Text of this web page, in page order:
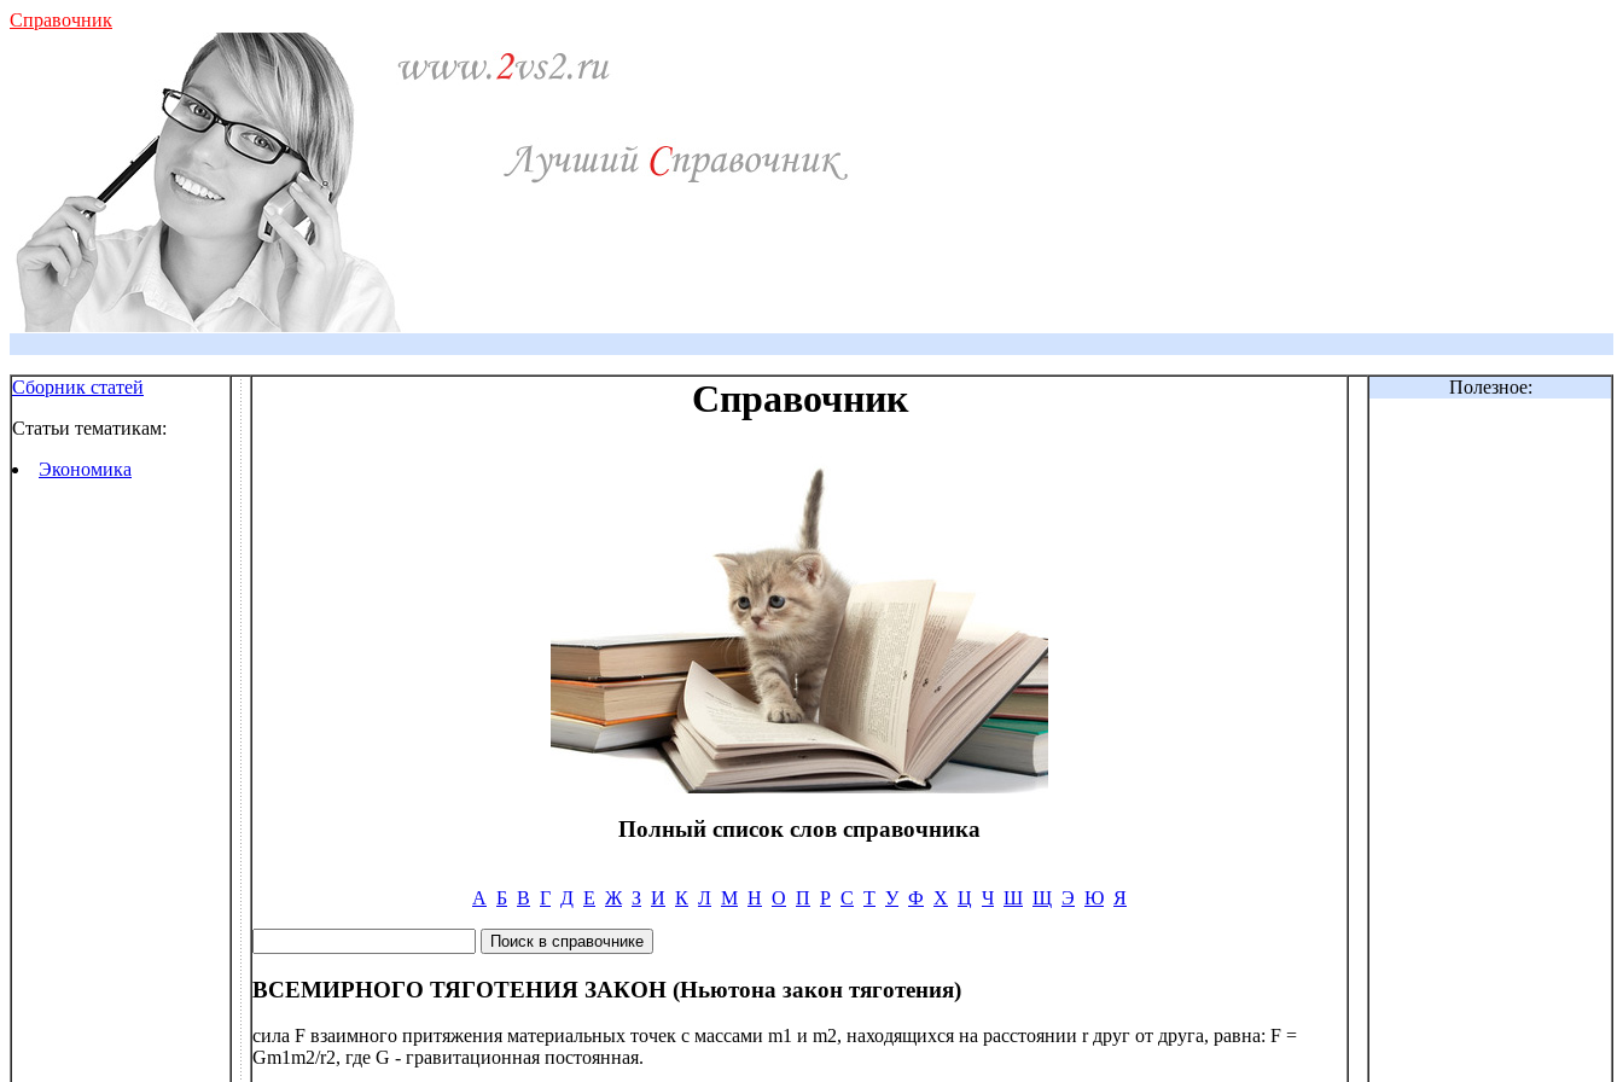
Справочник
Сборник статей
Статьи тематикам:
Экономика
Справочник
Полный список слов справочника
А Б В Г Д Е Ж З И К Л М Н О П Р С Т У Ф Х Ц Ч Ш Щ Э Ю Я
ВСЕМИРНОГО ТЯГОТЕНИЯ ЗАКОН (Ньютона закон тяготения)
сила F взаимного притяжения материальных точек с массами m1 и m2, находящихся на расстоянии r друг от друга, равна: F =
Gm1m2/r2, где G - гравитационная постоянная.
Полезное: